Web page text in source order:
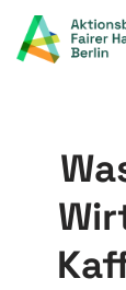
Zum